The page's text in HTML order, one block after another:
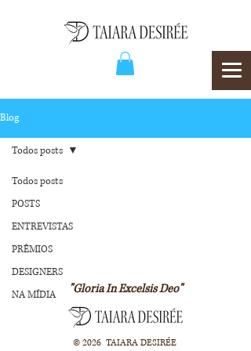
Blog
Todos posts
POSTS
ENTREVISTAS
PRÊMIOS
DESIGNERS
NA MÍDIA
Todos posts
"Gloria In Excelsis Deo"
© 2026 TAIARA DESIRÉE